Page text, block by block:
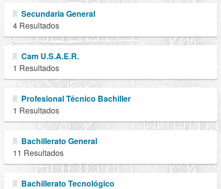
Secundaria General
4 Resultados
Cam U.S.A.E.R.
1 Resultados
Profesional Técnico Bachiller
1 Resultados
Bachillerato General
11 Resultados
Bachillerato Tecnológico